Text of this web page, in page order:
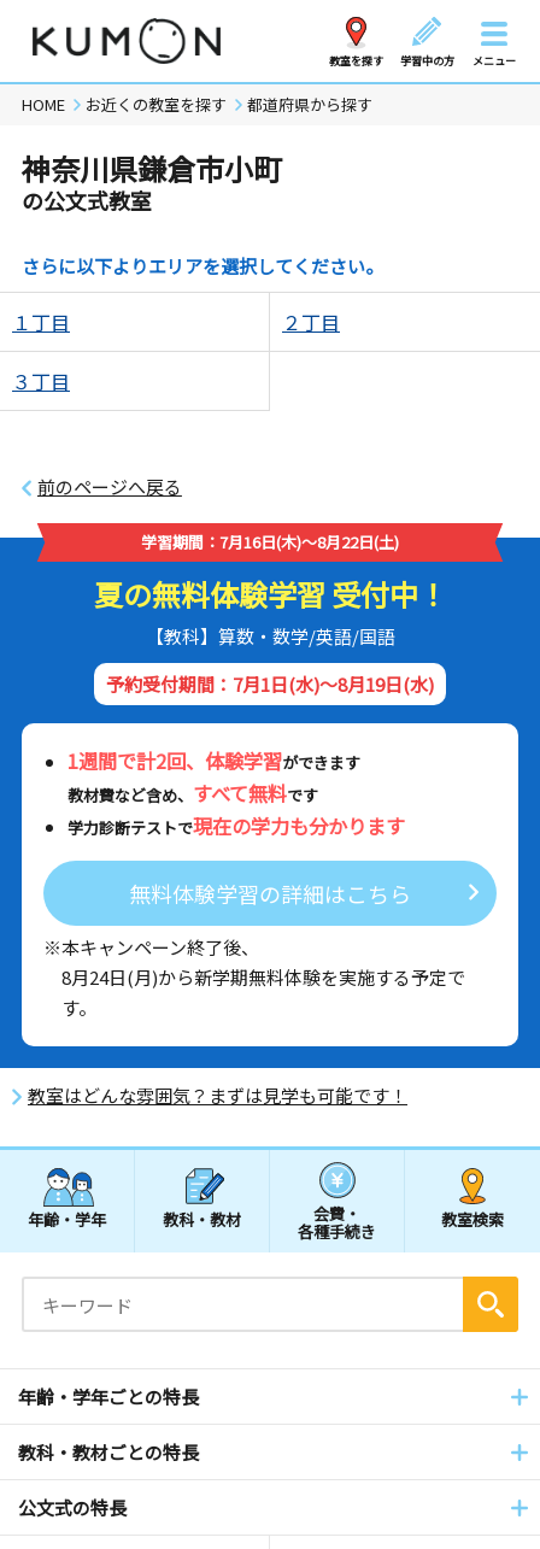
教室を探す 学習中の方 メニュー
HOME お近くの教室を探す 都道府県から探す
神奈川県鎌倉市小町
の公文式教室
さらに以下よりエリアを選択してください。
１丁目 ２丁目
３丁目
前のページへ戻る
学習期間：7月16日(木)～8月22日(土)
夏の無料体験学習 受付中！
【教科】算数・数学/英語/国語
予約受付期間：7月1日(水)～8月19日(水)
1週間で計2回、体験学習ができます
教材費など含め、 すべて無料です
学力診断テストで現在の学力も分かります
無料体験学習の詳細はこちら
※本キャンペーン終了後、
8月24日(月)から新学期無料体験を実施する予定で
す。
教室はどんな雰囲気？まずは見学も可能です！
年齢・学年 教科・教材 会費・
各種手続き
教室検索
年齢・学年ごとの特長
教科・教材ごとの特長
公文式の特長